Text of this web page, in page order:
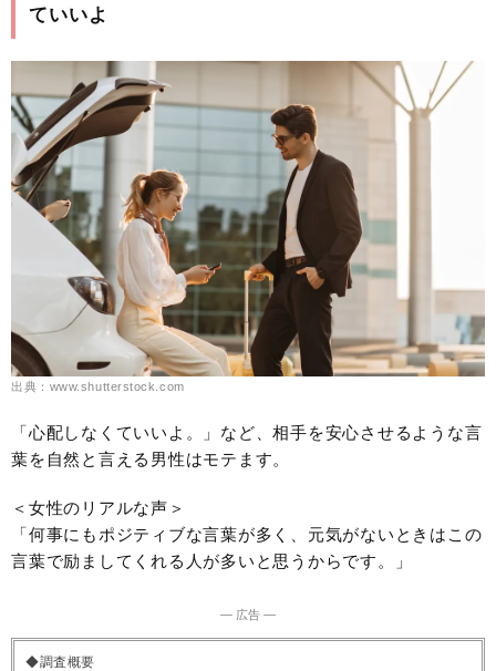
ていいよ
出典：www.shutterstock.com
「心配しなくていいよ。」など、相手を安心させるような言
葉を自然と言える男性はモテます。
＜女性のリアルな声＞
「何事にもポジティブな言葉が多く、元気がないときはこの
言葉で励ましてくれる人が多いと思うからです。」
― 広告 ―
◆調査概要